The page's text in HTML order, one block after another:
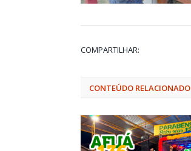
COMPARTILHAR:
CONTEÚDO RELACIONADO